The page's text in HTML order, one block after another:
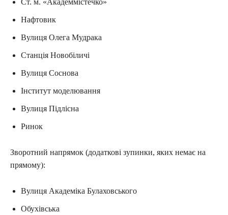
Ст. м. «Академмістечко»
Нафтовик
Вулиця Олега Мудрака
Станція Новобіличі
Вулиця Соснова
Інститут моделювання
Вулиця Підлісна
Ринок
Зворотний напрямок (додаткові зупинки, яких немає на
прямому):
Вулиця Академіка Булаховського
Обухівська